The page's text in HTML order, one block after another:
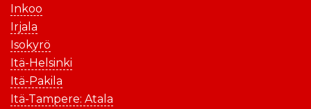
Inkoo
Irjala
Isokyrö
Itä-Helsinki
Itä-Pakila
Itä-Tampere: Atala